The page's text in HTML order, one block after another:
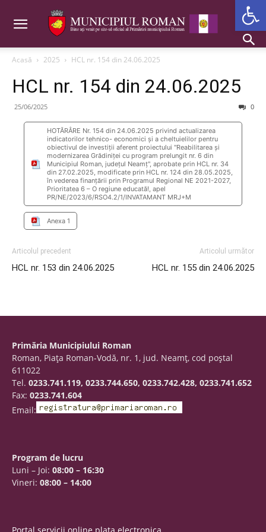
Acasă 2025 HCL nr. 154 din 24.06.2025
HCL nr. 154 din 24.06.2025
25/06/2025 0
HOTĂRÂRE Nr. 154 din 24.06.2025 privind actualizarea
indicatorilor tehnico- economici și a cheltuielilor pentru
obiectivul de investiții aferent proiectului "Reabilitarea şi
modernizarea Grădiniţei cu program prelungit nr. 6 din
Municipiul Roman, judeţul Neamţ", aprobate prin HCL nr. 34
din 27.02.2025, modificate prin HCL nr. 124 din 28.05.2025,
în vederea finanțării prin Programul Regional NE 2021-2027,
Prioritatea 6 – O regiune educată!, apel
PR/NE/2023/6/RSO4.2/1/INVATAMANT MRJ+M
Anexa 1
Articolul precedent
HCL nr. 153 din 24.06.2025
Articolul următor
HCL nr. 155 din 24.06.2025
Primăria Municipiului Roman
Roman, Piaţa Roman-Vodă, nr. 1, jud. Neamţ, cod poştal
611022
Tel. 0233.741.119, 0233.744.650, 0233.742.428, 0233.741.652
Fax: 0233.741.604
Email:
Program de lucru
Luni – Joi: 08:00 – 16:30
Vineri: 08:00 – 14:00